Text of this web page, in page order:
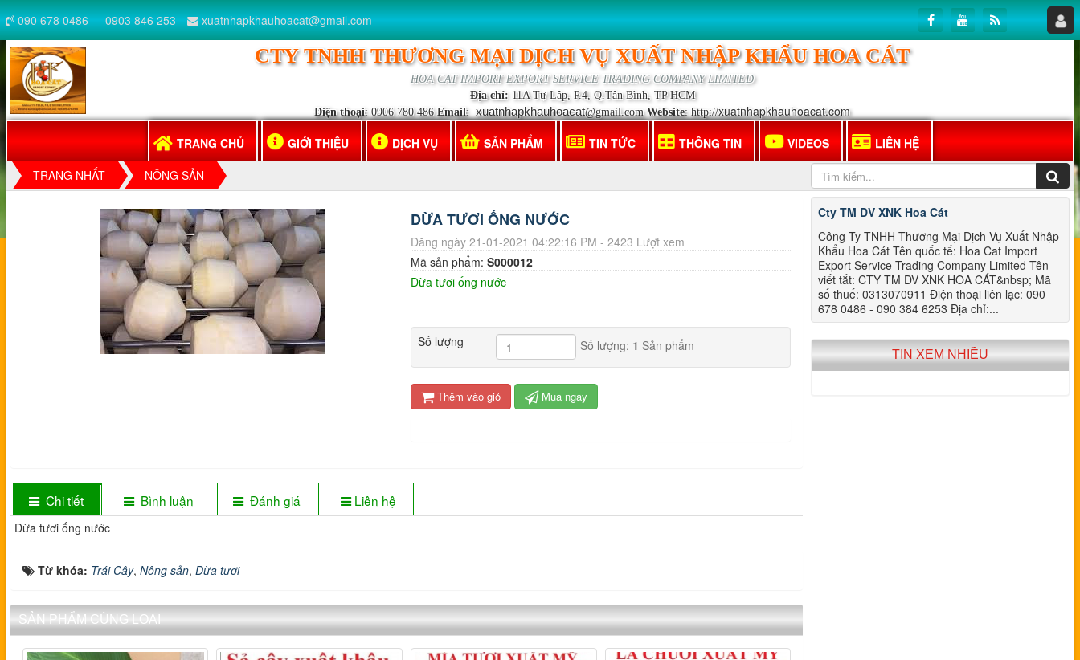
090 678 0486 - 0903 846 253 xuatnhapkhauhoacat@gmail.com
CTY TNHH THƯƠNG MẠI DỊCH VỤ XUẤT NHẬP KHẨU HOA CÁT
HOA CAT IMPORT EXPORT SERVICE TRADING COMPANY LIMITED
Địa chỉ: 11A Tự Lập, P.4, Q.Tân Bình, TP HCM
Điện thoại: 0906 780 486Email: xuatnhapkhauhoacat@gmail.comWebsite: http://xuatnhapkhauhoacat.com
TRANG CHỦ
GIỚI THIỆU DỊCH VỤ SẢN PHẨM TIN TỨC THÔNG TIN VIDEOS LIÊN HỆ
TRANG NHẤT NÔNG SẢN
DỪA TƯƠI ỐNG NƯỚC
Đăng ngày 21-01-2021 04:22:16 PM - 2423 Lượt xem
Mã sản phẩm: S000012
Dừa tươi ống nước
Số lượng Số lượng: 1 Sản phẩm
Thêm vào giỏ Mua ngay
Chi tiết Bình luận Đánh giá Liên hệ
Dừa tươi ống nước
Từ khóa: Trái Cây, Nông sản, Dừa tươi
SẢN PHẨM CÙNG LOẠI
Cty TM DV XNK Hoa Cát
Công Ty TNHH Thương Mại Dịch Vụ Xuất Nhập
Khẩu Hoa Cát Tên quốc tế: Hoa Cat Import
Export Service Trading Company Limited Tên
viết tắt: CTY TM DV XNK HOA CÁT&nbsp; Mã
số thuế: 0313070911 Điện thoại liên lạc: 090
678 0486 - 090 384 6253 Địa chỉ:...
TIN XEM NHIỀU